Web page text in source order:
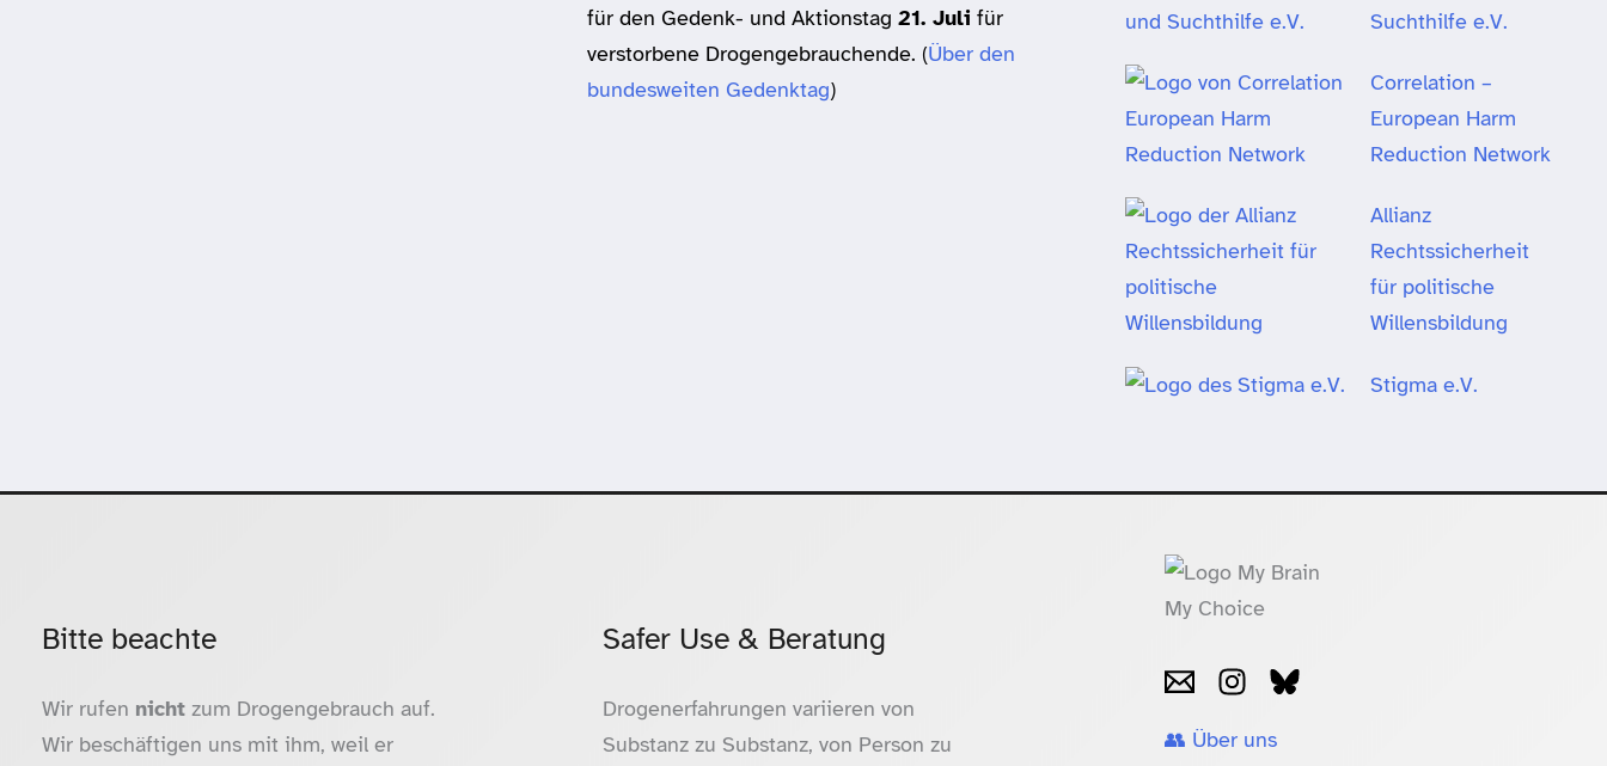
für den Gedenk- und Aktionstag21. Juli für
verstorbene Drogengebrauchende. (Über den
bundesweiten Gedenktag)
Suchthilfe e.V.
Correlation –
European Harm
Reduction Network
Allianz
Rechtssicherheit
für politische
Willensbildung
Stigma e.V.
Bitte beachte
Wir rufen nicht zum Drogengebrauch auf.
Wir beschäftigen uns mit ihm, weil er
Safer Use & Beratung
Drogenerfahrungen variieren von
Substanz zu Substanz, von Person zu
👥 Über uns